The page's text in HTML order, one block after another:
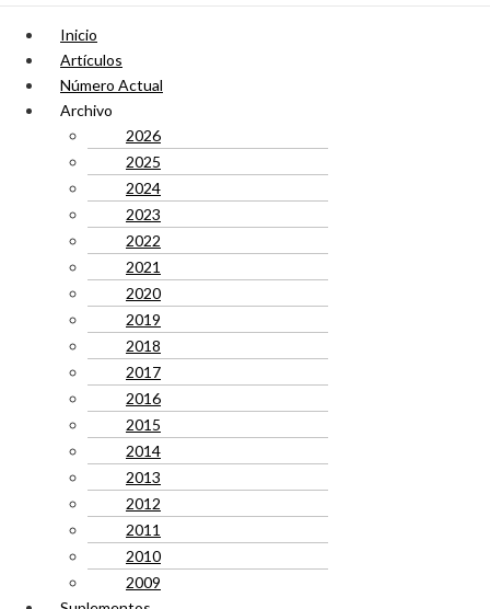
Inicio
Artículos
Número Actual
Archivo
2026
2025
2024
2023
2022
2021
2020
2019
2018
2017
2016
2015
2014
2013
2012
2011
2010
2009